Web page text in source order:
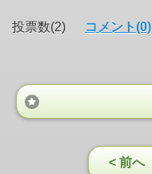
投票数(2) コメント(0)
< 前へ